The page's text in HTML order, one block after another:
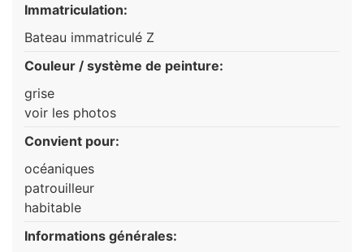
Immatriculation:
Bateau immatriculé Z
Couleur / système de peinture:
grise
voir les photos
Convient pour:
océaniques
patrouilleur
habitable
Informations générales: